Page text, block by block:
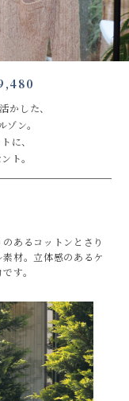
かした、
ン。
に、
ト。
あるコットンとさり
材。⽴体感のあるケ
す。